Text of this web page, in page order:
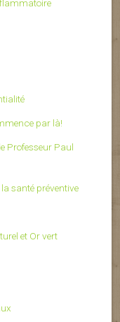
par là!
Professeur Paul
santé préventive
et Or vert